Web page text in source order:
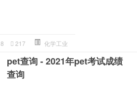
8 217 化学工业
pet查询 - 2021年pet考试成绩
查询